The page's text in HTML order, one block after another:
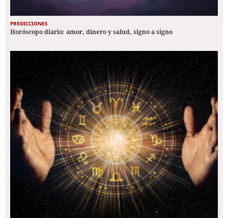
PREDICCIONES
Horóscopo diario: amor, dinero y salud, signo a signo